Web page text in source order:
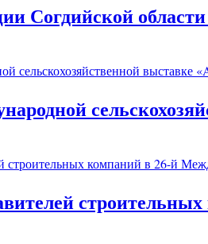
Согдийской